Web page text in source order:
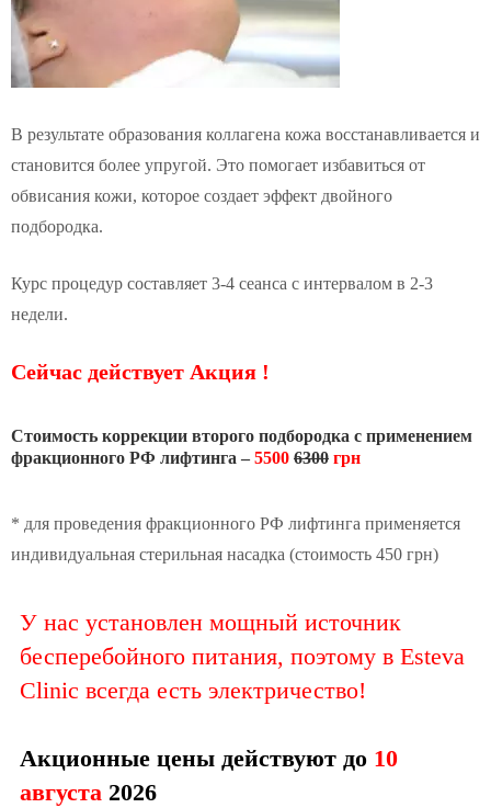
В результате образования коллагена кожа восстанавливается и
становится более упругой. Это помогает избавиться от
обвисания кожи, которое создает эффект двойного
подбородка.
Курс процедур составляет 3-4 сеанса с интервалом в 2-3
недели.
Сейчас действует Акция !
Стоимость коррекции второго подбородка с применением
фракционного РФ лифтинга – 5500 6300 грн
* для проведения фракционного РФ лифтинга применяется
индивидуальная стерильная насадка (стоимость 450 грн)
У нас установлен мощный источник
бесперебойного питания, поэтому в Esteva
Clinic всегда есть электричество!
Акционные цены действуют до 10
августа 2026